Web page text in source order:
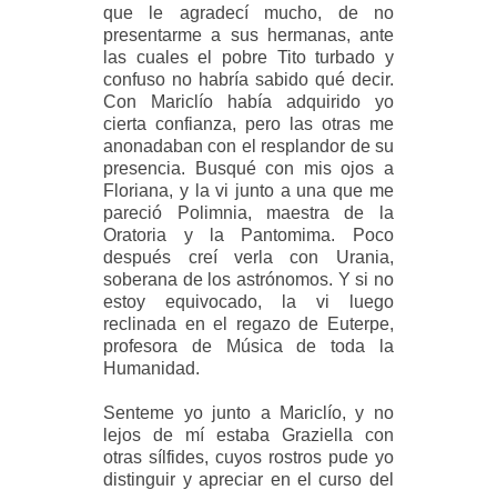
que le agradecí mucho, de no
presentarme a sus hermanas, ante
las cuales el pobre Tito turbado y
confuso no habría sabido qué decir.
Con Mariclío había adquirido yo
cierta confianza, pero las otras me
anonadaban con el resplandor de su
presencia. Busqué con mis ojos a
Floriana, y la vi junto a una que me
pareció Polimnia, maestra de la
Oratoria y la Pantomima. Poco
después creí verla con Urania,
soberana de los astrónomos. Y si no
estoy equivocado, la vi luego
reclinada en el regazo de Euterpe,
profesora de Música de toda la
Humanidad.
Senteme yo junto a Mariclío, y no
lejos de mí estaba Graziella con
otras sílfides, cuyos rostros pude yo
distinguir y apreciar en el curso del